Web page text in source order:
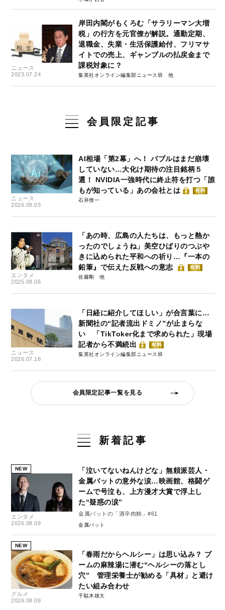
ニュース
2023.07.24
岸田内閣がもくろむ「サラリーマン大増
税」の行方を元官僚が解説。通勤定期、
退職金、失業・生活保護給付、フリマサ
イトでの売上、ギャンブルの払戻金まで
課税対象に？
集英社オンライン編集部ニュース班
会員限定記事
ニュース
2026.08.03
AI相場「第2幕」へ！ バブルはまだ崩壊
していない…大化け期待の注目銘柄５
選！ NVIDIA一強時代に終止符を打つ「誰
もが知っている」あの会社とは
有料
石井僚一
エンタメ
2025.08.06
「あの時、広島の人たちは、もっと熱か
ったのでしょうね」美空ひばりのつぶや
きに込められた平和への祈り…『一本の
鉛筆』で伝えた反戦への意志
有料
佐藤剛
ニュース
2026.07.18
「日経に紹介してほしい」が合言葉に…
新聞社の“記者流出ドミノ”が止まらな
い 「TikToker化まで求められた」現場
記者から不満続出
有料
集英社オンライン編集部ニュース班
会員限定記事一覧を見る
新着記事
NEW
エンタメ
2026.08.09
「泣いてないねんけどな」無頼派芸人・
金属バットの意外な涙…映画館、格闘ゲ
ームで号泣も、上方漫才大賞で浮上し
た“疑惑の涙”
金属バットの「酒辛肉鮪」#61
金属バット
NEW
グルメ
2026.08.09
「春雨だからヘルシー」は思い込み？ ブ
ームの麻辣湯に潜む“ヘルシーの落とし
穴” 管理栄養士が勧める「具材」と避け
たい組み合わせ
千駄木雄大